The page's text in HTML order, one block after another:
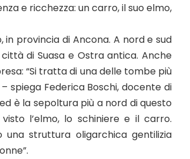
e ricchezza: un carro, il suo elmo,
provincia di Ancona. A nord e sud
di Suasa e Ostra antica. Anche
“Si tratta di una delle tombe più
spiega Federica Boschi, docente di
è la sepoltura più a nord di questo
l’elmo, lo schiniere e il carro.
struttura oligarchica gentilizia